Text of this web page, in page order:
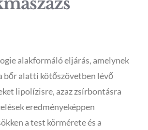
alakformáló eljárás, amelynek
bőr alatti kötőszövetben lévő
lipolízisre, azaz zsírbontásra
eredményeképpen
a test körmérete és a